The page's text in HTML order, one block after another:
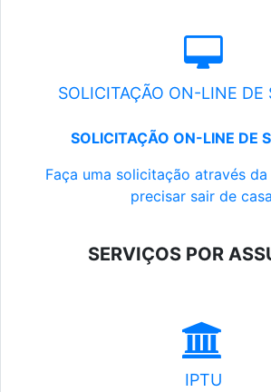
SOLICITAÇÃO ON-LINE DE
SOLICITAÇÃO ON-LINE DE
Faça uma solicitação através
precisar sair de
SERVIÇOS POR
IPTU